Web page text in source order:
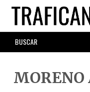
Skip
main
content
SEARCH
FORM
MORENO